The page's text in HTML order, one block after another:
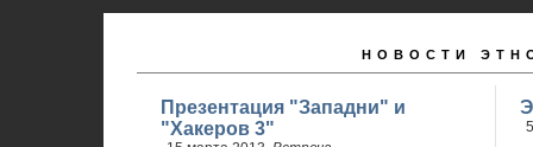
НОВОСТИ
Презентация "Западни" и
"Хакеров 3"